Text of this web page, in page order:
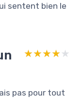
sentent bien le
★★★★★
★★★★★
pas pour tout